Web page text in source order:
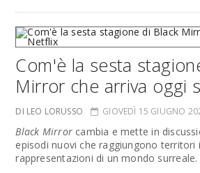
Com'è la sesta
Mirror che arriva oggi
DI LEO LORUSSO GIOVEDÌ 15 GIUGNO
Black Mirrorcambia e mette in
episodi nuovi che raggiungono territori
rappresentazioni di un mondo surreale.